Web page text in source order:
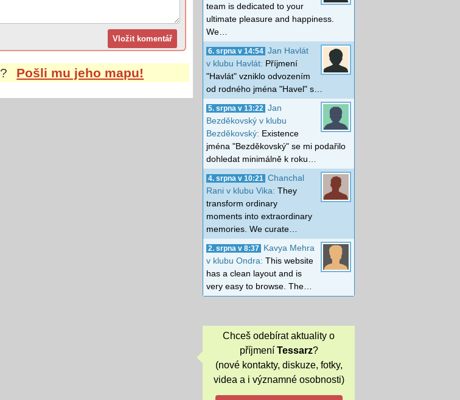
? Pošli mu jeho mapu!
team is dedicated to your
ultimate pleasure and happiness.
We…
6. srpna v 14:54 Jan Havlát
v klubu Havlát: Příjmení
"Havlát" vzniklo odvozením
od rodného jména "Havel" s…
5. srpna v 13:22
Jan
Bezděkovský v klubu
Bezděkovský: Existence
jména "Bezděkovský" se mi podařilo
dohledat minimálně k roku…
4. srpna v 10:21
Chanchal
Rani v klubu Vika: They
transform ordinary
moments into extraordinary
memories. We curate…
2. srpna v 8:37
Kavya Mehra
v klubu Ondra: This website
has a clean layout and is
very easy to browse. The…
Chceš odebírat aktuality o
příjmení Tessarz?
(nové kontakty, diskuze, fotky,
videa a i významné osobnosti)